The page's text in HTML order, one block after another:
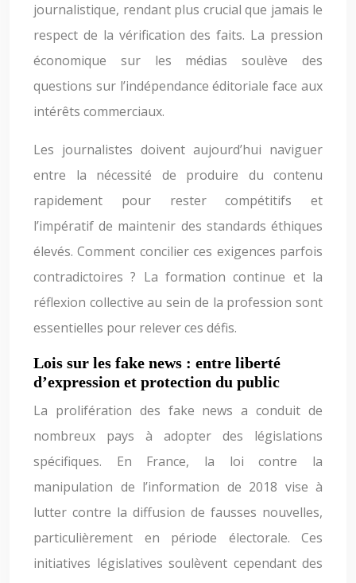
journalistique, rendant plus crucial que jamais le
respect de la vérification des faits. La pression
économique sur les médias soulève des
questions sur l’indépendance éditoriale face aux
intérêts commerciaux.
Les journalistes doivent aujourd’hui naviguer
entre la nécessité de produire du contenu
rapidement pour rester compétitifs et
l’impératif de maintenir des standards éthiques
élevés. Comment concilier ces exigences parfois
contradictoires ? La formation continue et la
réflexion collective au sein de la profession sont
essentielles pour relever ces défis.
Lois sur les fake news : entre liberté
d’expression et protection du public
La prolifération des fake news a conduit de
nombreux pays à adopter des législations
spécifiques. En France, la loi contre la
manipulation de l’information de 2018 vise à
lutter contre la diffusion de fausses nouvelles,
particulièrement en période électorale. Ces
initiatives législatives soulèvent cependant des